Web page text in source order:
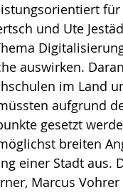
und Ute
auswirken. Daran
im Land
aufgrund
gesetzt
breiten
einer Stadt aus.
Marcus Vohrer